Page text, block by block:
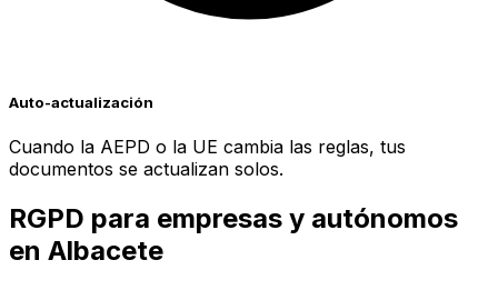
Auto-actualización
Cuando la AEPD o la UE cambia las reglas, tus
documentos se actualizan solos.
RGPD para empresas y autónomos
en Albacete